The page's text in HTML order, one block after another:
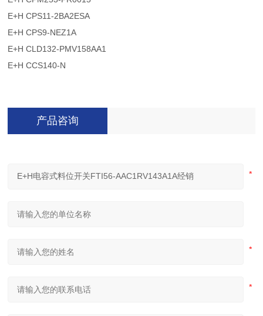
E+H CPS11-2BA2ESA
E+H CPS9-NEZ1A
E+H CLD132-PMV158AA1
E+H CCS140-N
产品咨询